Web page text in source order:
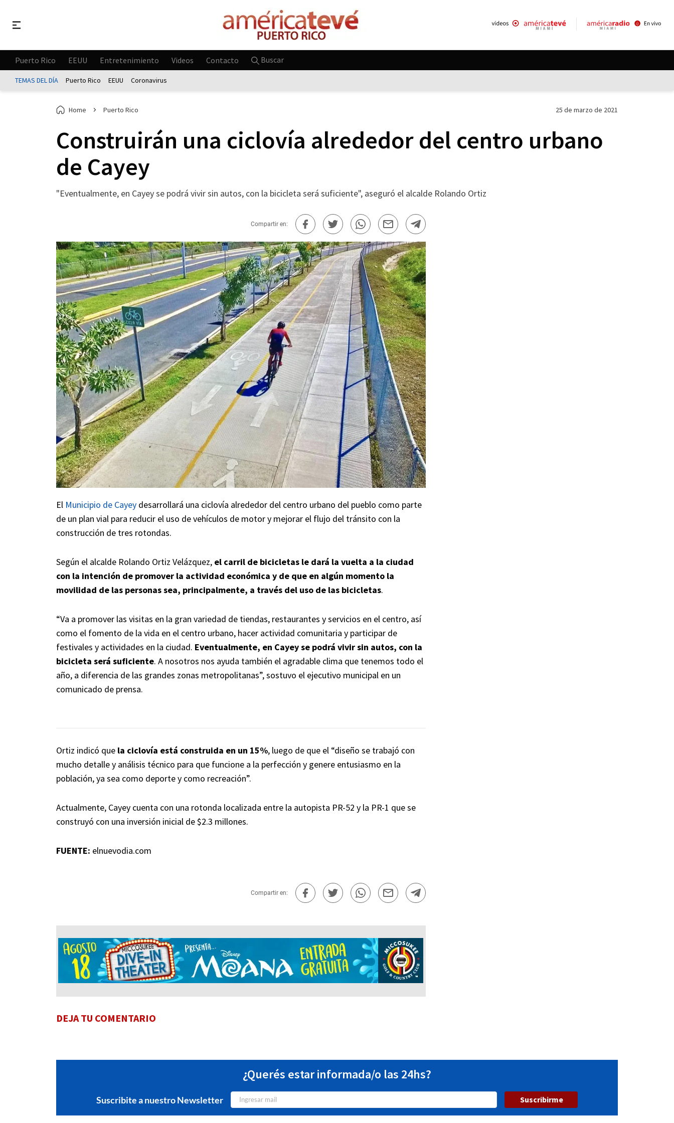
Puerto Rico EEUU Entretenimiento Videos Contacto Buscar
TEMAS DEL DÍA Puerto Rico EEUU Coronavirus
Home Puerto Rico 25 de marzo de 2021
Construirán una ciclovía alrededor del centro urbano
de Cayey
"Eventualmente, en Cayey se podrá vivir sin autos, con la bicicleta será suficiente", aseguró el alcalde Rolando Ortiz
Compartir en:
El Municipio de Cayey desarrollará una ciclovía alrededor del centro urbano del pueblo como parte
de un plan vial para reducir el uso de vehículos de motor y mejorar el flujo del tránsito con la
construcción de tres rotondas.
Según el alcalde Rolando Ortiz Velázquez, el carril de bicicletas le dará la vuelta a la ciudad
con la intención de promover la actividad económica y de que en algún momento la
movilidad de las personas sea, principalmente, a través del uso de las bicicletas.
“Va a promover las visitas en la gran variedad de tiendas, restaurantes y servicios en el centro, así
como el fomento de la vida en el centro urbano, hacer actividad comunitaria y participar de
festivales y actividades en la ciudad. Eventualmente, en Cayey se podrá vivir sin autos, con la
bicicleta será suficiente. A nosotros nos ayuda también el agradable clima que tenemos todo el
año, a diferencia de las grandes zonas metropolitanas”, sostuvo el ejecutivo municipal en un
comunicado de prensa.
Ortiz indicó que la ciclovía está construida en un 15%, luego de que el “diseño se trabajó con
mucho detalle y análisis técnico para que funcione a la perfección y genere entusiasmo en la
población, ya sea como deporte y como recreación”.
Actualmente, Cayey cuenta con una rotonda localizada entre la autopista PR-52 y la PR-1 que se
construyó con una inversión inicial de $2.3 millones.
FUENTE: elnuevodia.com
Compartir en:
DEJA TU COMENTARIO
¿Querés estar informada/o las 24hs?
Suscribite a nuestro Newsletter Suscribirme